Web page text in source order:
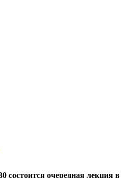
состоится очередная лекция в